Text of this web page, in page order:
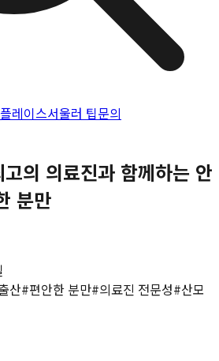
레이스서울러 팁문의
의 의료진과 함께하는 안
분만
산#편안한 분만#의료진 전문성#산모